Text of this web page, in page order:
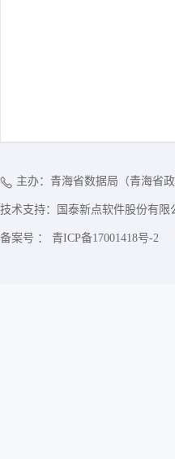
主办：青海省数据局（青海省
技术支持：国泰新点软件股份有限
备案号 ： 青ICP备17001418号-2